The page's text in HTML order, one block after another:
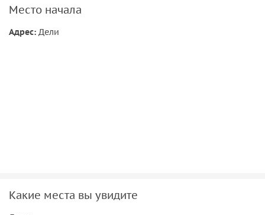
Место начала
Адрес: Дели
Какие места вы увидите